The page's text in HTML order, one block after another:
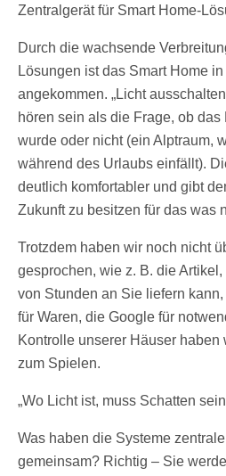
Zentralgerät für Smart Home-
Durch die wachsende
Lösungen ist das Smart Home
angekommen. „Licht
hören sein als die Frage, ob
wurde oder nicht (ein Alptraum,
während des Urlaubs einfällt).
deutlich komfortabler und gibt
Zukunft zu besitzen für das was
Trotzdem haben wir noch nicht
gesprochen, wie z. B. die
von Stunden an Sie liefern
für Waren, die Google für
Kontrolle unserer Häuser
zum Spielen.
„Wo Licht ist, muss Schatten
Was haben die Systeme
gemeinsam? Richtig – Sie